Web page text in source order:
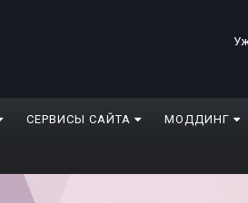
СЕРВИСЫ САЙТА МОДДИНГ